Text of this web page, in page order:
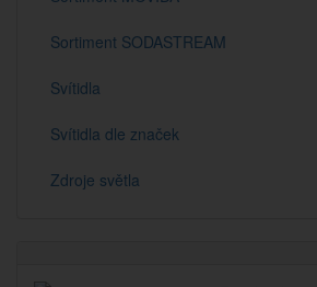
Sortiment SODASTREAM
Svítidla
Svítidla dle značek
Zdroje světla